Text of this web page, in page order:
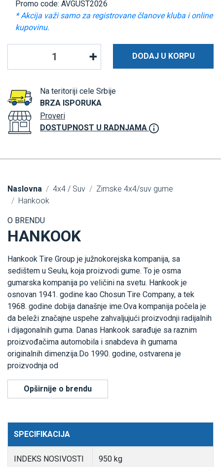
Promo code: AVGUST2026
* Akcija važi samo za registrovane članove kluba i online
kupovinu.
DODAJ U KORPU
Na teritoriji cele Srbije
BRZA ISPORUKA
Proveri
DOSTUPNOST U RADNJAMA
Naslovna 4x4 / Suv
Zimske 4x4/suv gume
Hankook
O BRENDU
HANKOOK
Hankook Tire Group je južnokorejska kompanija, sa
sedištem u Seulu, koja proizvodi gume. To je osma
gumarska kompanija po veličini na svetu. Hankook je
osnovan 1941. godine kao Chosun Tire Company, a tek
1968. godine dobija današnje ime.Ova kompanija počela je
da beleži značajne uspehe zahvaljujući proizvodnji radijalnih
i dijagonalnih guma. Danas Hankook sarađuje sa raznim
proizvođačima automobila i snabdeva ih gumama
originalnih dimenzija.Do 1990. godine, ostvarena je
proizvodnja od
Opširnije o brendu
SPECIFIKACIJA
INDEKS NOSIVOSTI 950 kg